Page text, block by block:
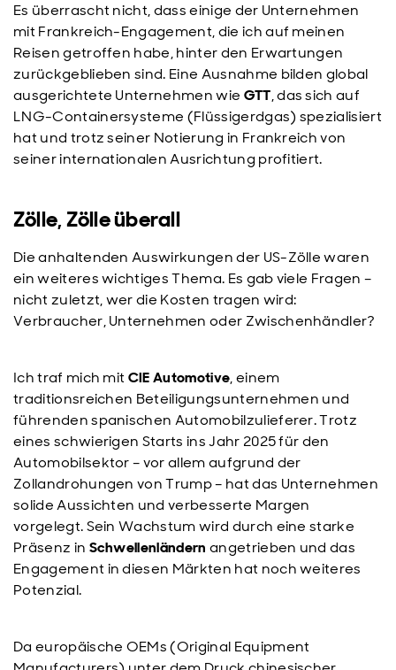
Es überrascht nicht, dass einige der Unternehmen
mit Frankreich-Engagement, die ich auf meinen
Reisen getroffen habe, hinter den Erwartungen
zurückgeblieben sind. Eine Ausnahme bilden global
ausgerichtete Unternehmen wie GTT, das sich auf
LNG-Containersysteme (Flüssigerdgas) spezialisiert
hat und trotz seiner Notierung in Frankreich von
seiner internationalen Ausrichtung profitiert.
Zölle, Zölle überall
Die anhaltenden Auswirkungen der US-Zölle waren
ein weiteres wichtiges Thema. Es gab viele Fragen –
nicht zuletzt, wer die Kosten tragen wird:
Verbraucher, Unternehmen oder Zwischenhändler?
Ich traf mich mit CIE Automotive, einem
traditionsreichen Beteiligungsunternehmen und
führenden spanischen Automobilzulieferer. Trotz
eines schwierigen Starts ins Jahr 2025 für den
Automobilsektor – vor allem aufgrund der
Zollandrohungen von Trump – hat das Unternehmen
solide Aussichten und verbesserte Margen
vorgelegt. Sein Wachstum wird durch eine starke
Präsenz in Schwellenländern angetrieben und das
Engagement in diesen Märkten hat noch weiteres
Potenzial.
Da europäische OEMs (Original Equipment